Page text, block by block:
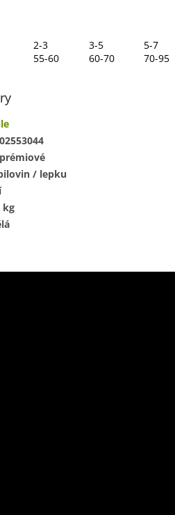
2-3 3-5
5-7
55-60 60-70 70-95
/ lepku
kg